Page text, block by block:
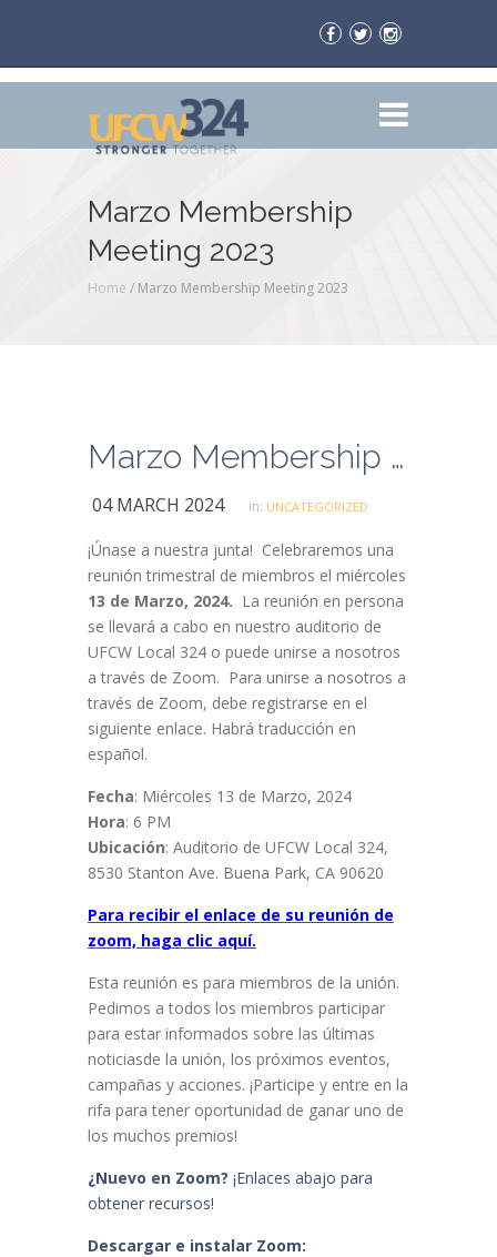
Marzo Membership
Meeting 2023
Home / Marzo Membership Meeting 2023
Marzo Membership Meeting 2023
04 MARCH 2024 in: UNCATEGORIZED
¡Únase a nuestra junta! Celebraremos una
reunión trimestral de miembros el miércoles
13 de Marzo, 2024. La reunión en persona
se llevará a cabo en nuestro auditorio de
UFCW Local 324 o puede unirse a nosotros
a través de Zoom. Para unirse a nosotros a
través de Zoom, debe registrarse en el
siguiente enlace. Habrá traducción en
español.
Fecha: Miércoles 13 de Marzo, 2024
Hora: 6 PM
Ubicación: Auditorio de UFCW Local 324,
8530 Stanton Ave. Buena Park, CA 90620
Para recibir el enlace de su reunión de
zoom, haga clic aquí.
Esta reunión es para miembros de la unión.
Pedimos a todos los miembros participar
para estar informados sobre las últimas
noticiasde la unión, los próximos eventos,
campañas y acciones. ¡Participe y entre en la
rifa para tener oportunidad de ganar uno de
los muchos premios!
¿Nuevo en Zoom? ¡Enlaces abajo para
obtener recursos!
Descargar e instalar Zoom: